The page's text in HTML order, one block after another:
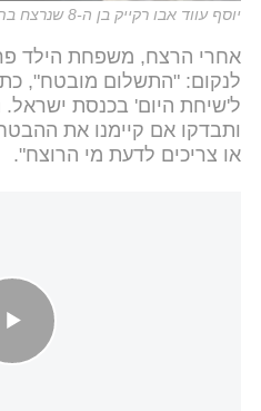
יוסף עווד אבו רקייק בן ה-8 שנרצח בתל שבע
אחרי הרצח, משפחת הילד
לנקום: "התשלום מובטח",
ל'שיחת היום' בכנסת
ותבדקו אם קיימנו את
או צריכים לדעת מי הרוצח".